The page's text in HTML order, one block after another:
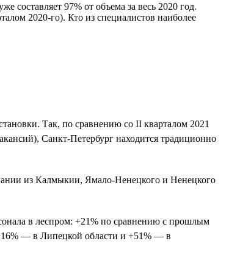
составляет 97% от объема за весь 2020 год.
2020-го). Кто из специалистов наиболее
Так, по сравнению со II кварталом 2021
Санкт-Петербург находится традиционно
из Калмыкии, Ямало-Ненецкого и Ненецкого
в леспром: +21% по сравнению с прошлым
— в Липецкой области и +51% — в